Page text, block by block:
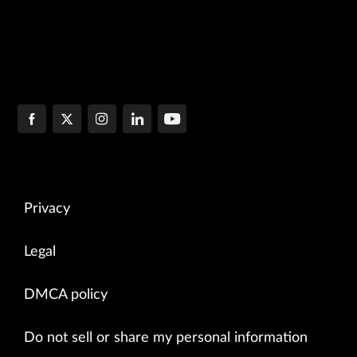
Privacy
Legal
DMCA policy
Do not sell or share my personal information